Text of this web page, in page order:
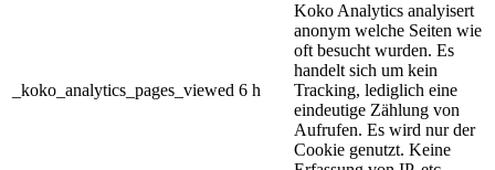
_koko_analytics_pages_viewed 6 h
Koko Analytics analyisert
anonym welche Seiten wie
oft besucht wurden. Es
handelt sich um kein
Tracking, lediglich eine
eindeutige Zählung von
Aufrufen. Es wird nur der
Cookie genutzt. Keine